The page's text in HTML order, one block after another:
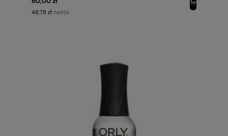
48,78 zł netto